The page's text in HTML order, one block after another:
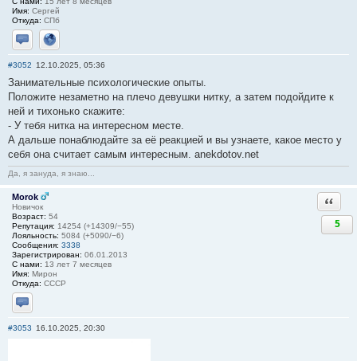
Имя: Сергей
Откуда: СПб
Отправить личное сообщение
Сайт
#3052 12.10.2025, 05:36
Занимательные психологические опыты.
Положите незаметно на плечо девушки нитку, а затем подойдите к
ней и тихонько скажите:
- У тебя нитка на интересном месте.
А дальше понаблюдайте за её реакцией и вы узнаете, какое место у
себя она считает самым интересным. anekdotov.net
Да, я зануда, я знаю...
Morok
Новичок
Возраст: 54
Репутация: 14254 (+14309/−55)
Лояльность: 5084 (+5090/−6)
Сообщения: 3338
Зарегистрирован: 06.01.2013
С нами: 13 лет 7 месяцев
Имя: Мирон
Откуда: СССР
Отправить личное сообщение
5
#3053 16.10.2025, 20:30